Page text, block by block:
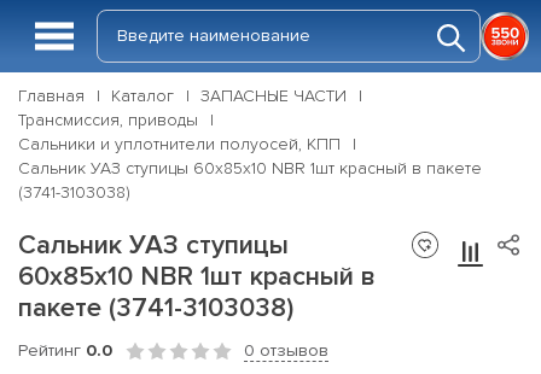
Главная Каталог
ЗАПАСНЫЕ ЧАСТИ
Трансмиссия, приводы
Сальники и уплотнители полуосей, КПП
Сальник УАЗ ступицы 60х85х10 NBR 1шт красный в пакете
(3741-3103038)
Сальник УАЗ ступицы
60х85х10 NBR 1шт красный в
пакете (3741-3103038)
Рейтинг 0.0 0 отзывов